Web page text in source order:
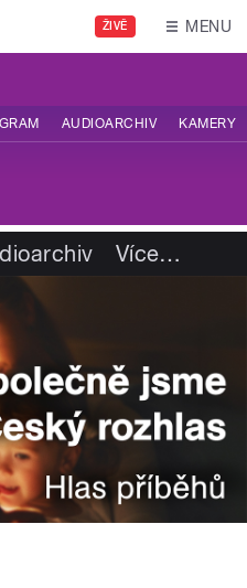
ŽIVĚ MENU
AUDIOARCHIV KAMERY
Více…